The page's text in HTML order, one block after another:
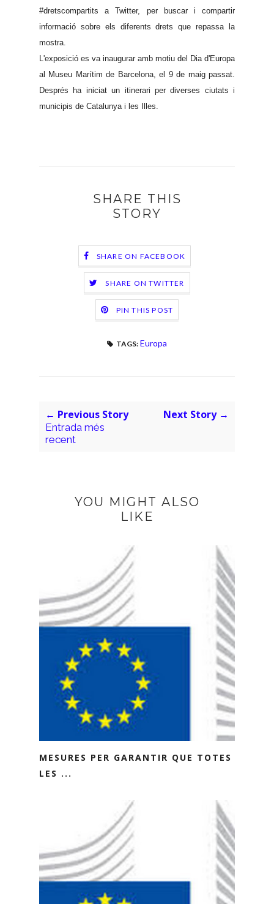
#dretscompartits a Twitter, per buscar i compartir
informació sobre els diferents drets que repassa la
mostra
L'exposició es va inaugurar amb motiu del Dia d'Europa
al Museu Marítim de Barcelona, el 9 de maig passat.
Després ha iniciat un itinerari per diverses ciutats i
municipis de Catalunya i les Illes.
SHARE THIS
STORY
SHARE ON FACEBOOK
SHARE ON TWITTER
PIN THIS POST
TAGS: Europa
← Previous Story
Entrada més
recent
Next Story →
YOU MIGHT ALSO
LIKE
MESURES PER GARANTIR QUE TOTES
LES ...